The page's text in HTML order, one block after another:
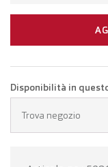
Disponibilità in
Trova negozio